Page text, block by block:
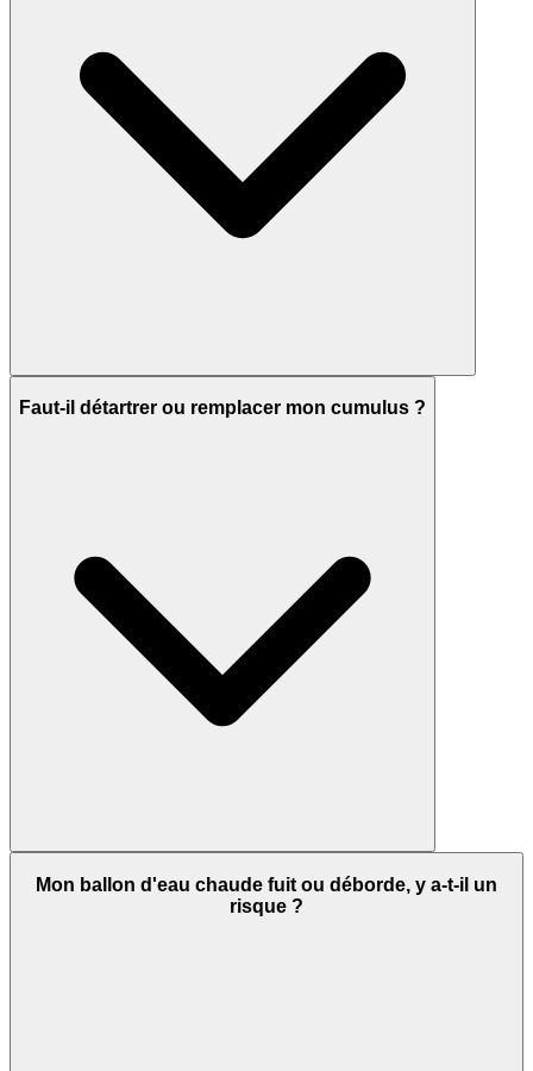
Faut-il détartrer ou remplacer mon cumulus ?
Mon ballon d'eau chaude fuit ou déborde, y a-t-il un
risque ?